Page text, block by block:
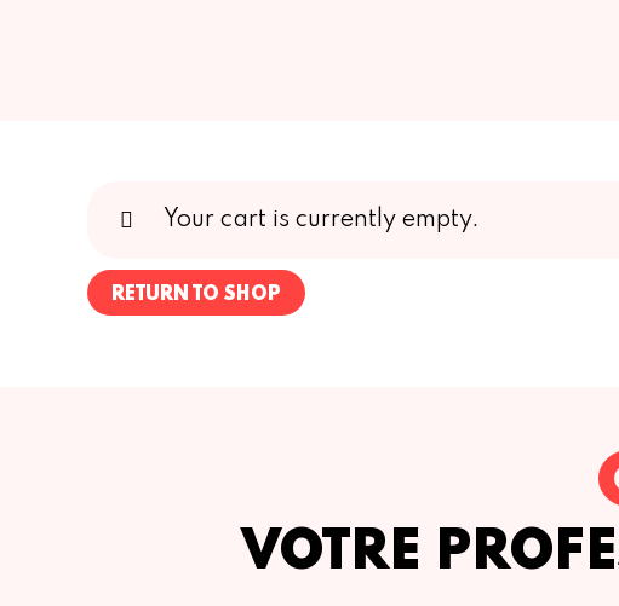
Your cart is currently empty.
RETURN TO SHOP
VOTRE